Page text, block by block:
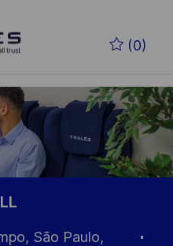
(0)
São Paulo,